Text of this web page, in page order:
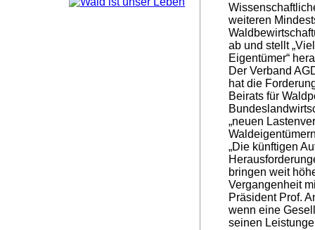
weiteren
ab und stellt
Eigentümer“
Der Verband
hat die
Beirats für
„neuen
„Die künftigen
bringen weit
Vergangenheit
Präsident Prof.
wenn eine
seinen